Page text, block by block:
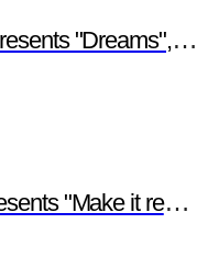
a digital short film
real", a digital short film